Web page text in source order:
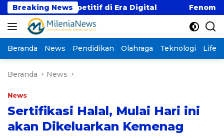
Langsung
ke
konten
Breaking News
Kompetitif di Era Digital Fenomena “Kabur
Beranda News Pendidikan Olahraga Teknologi
Beranda News
News
Sertifikasi Halal, Mulai Hari ini
akan Dikeluarkan Kemenag